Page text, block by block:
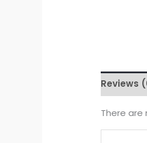
Reviews
There are